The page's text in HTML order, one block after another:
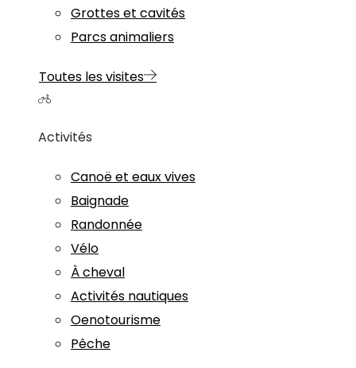
Grottes et cavités
Parcs animaliers
Toutes les visites
Activités
Canoë et eaux vives
Baignade
Randonnée
Vélo
À cheval
Activités nautiques
Oenotourisme
Pêche